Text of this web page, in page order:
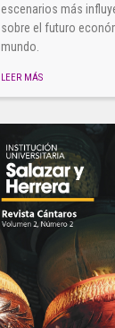
escenarios más
sobre el futuro
mundo.
LEER MÁS